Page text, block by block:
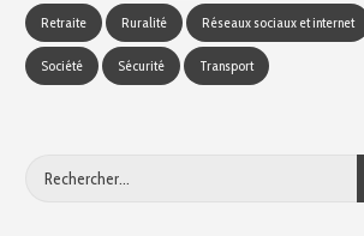
Retraite Ruralité Réseaux sociaux et internet
Société Sécurité Transport